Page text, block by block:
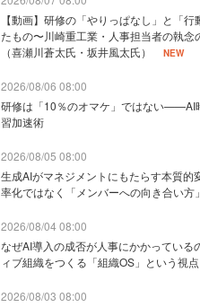
【動画】研修の「やりっぱなし」と「行
たもの〜川崎重工業・人事担当者の執念
（喜瀬川蒼太氏・坂井風太氏）
NEW
2026/08/06 08:00
研修は「10％のオマケ」ではない——AI
習加速術
2026/08/05 08:00
生成AIがマネジメントにもたらす本質的
率化ではなく「メンバーへの向き合い方」
2026/08/04 08:00
なぜAI導入の成否が人事にかかっている
ィブ組織をつくる「組織OS」という視点
2026/08/03 08:00